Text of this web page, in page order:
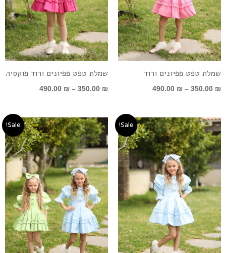
שמלת טפט פפיונים ורוד
350.00 ₪
–
490.00 ₪
שמלת טפט פפיונים ורוד פוקסיה
350.00 ₪
–
490.00 ₪
Sale!
טווח
מחירים:
Sale!
טווח
מחירים:
עד